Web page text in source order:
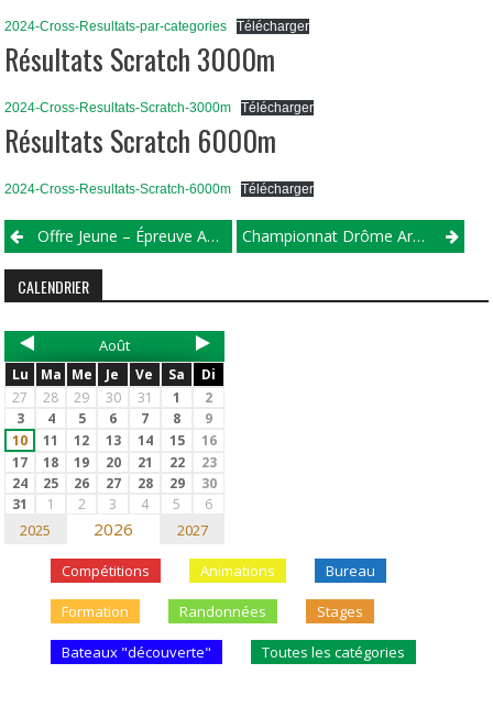
2024-Cross-Resultats-par-categories Télécharger
Résultats Scratch 3000m
2024-Cross-Resultats-Scratch-3000m Télécharger
Résultats Scratch 6000m
2024-Cross-Resultats-Scratch-6000m Télécharger
Offre Jeune – Épreuve Au Sol 2024 Championnat Drôme Ardèche 2023-2024 – Manche 3
CALENDRIER
Août
Lu Ma Me Je Ve Sa
Di
27
28 29 30 31 1
2
3
4 5 6 7 8
9
10
11 12 13 14 15
16
17
18 19 20 21 22
23
24
25 26 27 28 29
30
31
1 2 3 4 5 6
2025 2026 2027
Compétitions Animations Bureau
Formation Randonnées Stages
Bateaux "découverte" Toutes les catégories